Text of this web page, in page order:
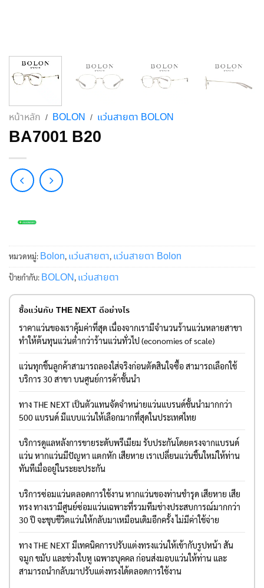
หน้าหลัก / BOLON / แว่นสายตา BOLON
BA7001 B20
หมวดหมู่: Bolon, แว่นสายตา, แว่นสายตา Bolon
ป้ายกำกับ: BOLON, แว่นสายตา
ซื้อแว่นกับ THE NEXT ดีอย่างไร
ราคาแว่นของเราคุ้มค่าที่สุด เนื่องจากเรามีจำนวนร้านแว่นหลายสาขา
ทำให้ต้นทุนแว่นต่ำกว่าร้านแว่นทั่วไป (economies of scale)
แว่นทุกชิ้นลูกค้าสามารถลองใส่จริงก่อนตัดสินใจซื้อ สามารถเลือกใช้
บริการ 30 สาขา บนศูนย์การค้าชั้นนำ
ทาง THE NEXT เป็นตัวแทนจัดจำหน่ายแว่นแบรนด์ชั้นนำมากกว่า
500 แบรนด์ มีแบบแว่นให้เลือกมากที่สุดในประเทศไทย
บริการดูแลหลังการขายระดับพรีเมียม รับประกันโดยตรงจากแบรนด์
แว่น หากแว่นมีปัญหา แตกหัก เสียหาย เราเปลี่ยนแว่นชิ้นใหม่ให้ท่าน
ทันทีเมื่ออยู่ในระยะประกัน
บริการซ่อมแว่นตลอดการใช้งาน หากแว่นของท่านชำรุด เสียหาย เสีย
ทรง ทางเรามีศูนย์ซ่อมแว่นเฉพาะที่รวมทีมช่างประสบการณ์มากกว่า
30 ปี จะชุบชีวิตแว่นให้กลับมาเหมือนเดิมอีกครั้ง ไม่มีค่าใช้จ่าย
ทาง THE NEXT มีเทคนิคการปรับแต่งทรงแว่นให้เข้ากับรูปหน้า สัน
จมูก ขมับ และช่วงใบหู เฉพาะบุคคล ก่อนส่งมอบแว่นให้ท่าน และ
สามารถนำกลับมาปรับแต่งทรงได้ตลอดการใช้งาน